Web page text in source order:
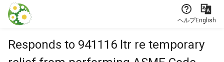
本文に飛ぶ
ヘルプEnglish
Responds to 941116 ltr re temporary